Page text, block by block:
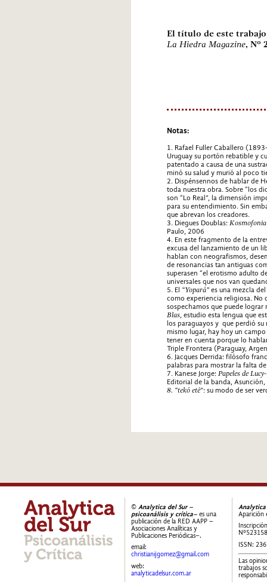
El título de este
La Hiedra Magazine, Nº
Notas:
1. Rafael Fuller Caballero
Uruguay su portón rebatible y
patentado a causa de una
minó su salud y murió al poco
2. Dispénsennos de hablar de
toda nuestra obra. Sobre “los
son “Lo Real”, la dimensión
para su entendimiento. Sin
que abrevan los creadores.
3. Diegues Doublas:
Paulo, 2006
4. En este fragmento de la
excusa del lanzamiento de un
hablan con neografismos,
de resonancias tan antiguas
superasen “el erotismo adulto
universales que nos van
5. El “Yopará” es una mezcla
como experiencia religiosa. No
sospechamos que puede
Blas, estudio esta lengua que
los paraguayos y que perdió su
mismo lugar, hay hoy un
tener en cuenta porque lo
Triple Frontera (Paraguay,
6. Jacques Derrida: filósofo
palabras para mostrar la falta
7. Kanese Jorge: Papeles de
Editorial de la banda,
8. “tekó eté”: su modo de ser
© Analytica del Sur –
psicoanálisis y crítica– es una
publicación de la RED AAPP –
Asociaciones Analíticas y
Publicaciones Periódicas–.
email:
christianijgomez@gmail.com
web:
analyticadelsur.com.ar
Analytica
Aparición
ISSN:
Las
trabajos